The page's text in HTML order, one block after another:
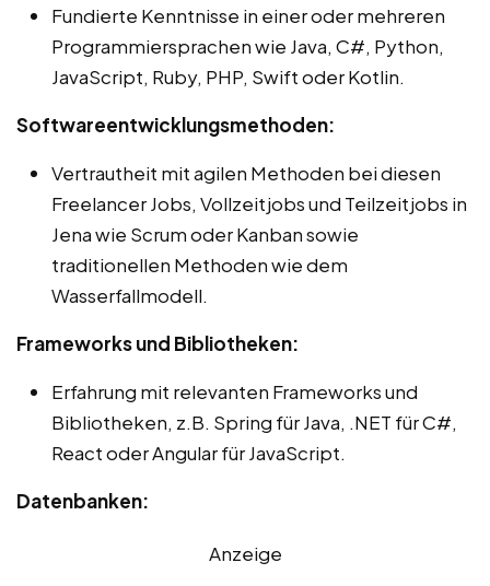
Fundierte Kenntnisse in einer oder mehreren
Programmiersprachen wie Java, C#, Python,
JavaScript, Ruby, PHP, Swift oder Kotlin.
Softwareentwicklungsmethoden:
Vertrautheit mit agilen Methoden bei diesen
Freelancer Jobs, Vollzeitjobs und Teilzeitjobs in
Jena wie Scrum oder Kanban sowie
traditionellen Methoden wie dem
Wasserfallmodell.
Frameworks und Bibliotheken:
Erfahrung mit relevanten Frameworks und
Bibliotheken, z.B. Spring für Java, .NET für C#,
React oder Angular für JavaScript.
Datenbanken:
Anzeige